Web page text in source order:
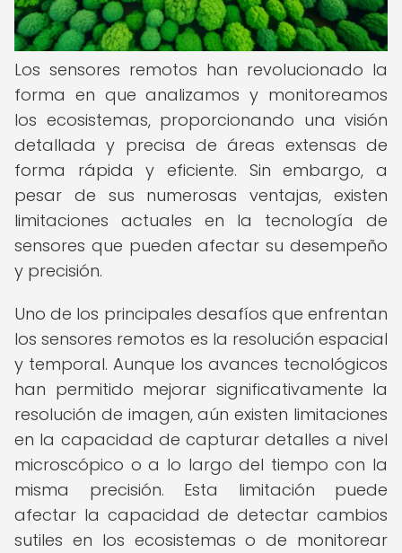
Los sensores remotos han revolucionado la
forma en que analizamos y monitoreamos
los ecosistemas, proporcionando una visión
detallada y precisa de áreas extensas de
forma rápida y eficiente. Sin embargo, a
pesar de sus numerosas ventajas, existen
limitaciones actuales en la tecnología de
sensores que pueden afectar su desempeño
y precisión.
Uno de los principales desafíos que enfrentan
los sensores remotos es la resolución espacial
y temporal. Aunque los avances tecnológicos
han permitido mejorar significativamente la
resolución de imagen, aún existen limitaciones
en la capacidad de capturar detalles a nivel
microscópico o a lo largo del tiempo con la
misma precisión. Esta limitación puede
afectar la capacidad de detectar cambios
sutiles en los ecosistemas o de monitorear